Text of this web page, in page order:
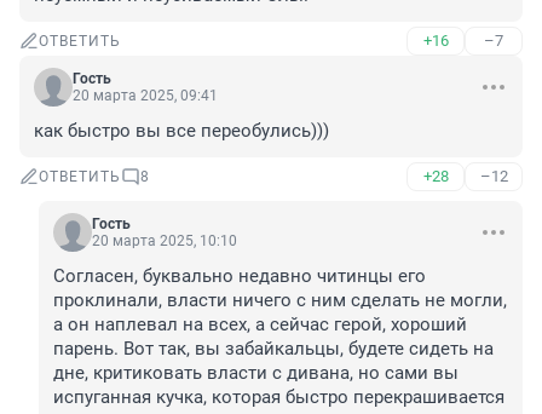
ОТВЕТИТЬ +16 –7
Гость
20 марта 2025, 09:41
как быстро вы все переобулись)))
ОТВЕТИТЬ 8 +28 –12
Гость
20 марта 2025, 10:10
Согласен, буквально недавно читинцы его
проклинали, власти ничего с ним сделать не могли,
а он наплевал на всех, а сейчас герой, хороший
парень. Вот так, вы забайкальцы, будете сидеть на
дне, критиковать власти с дивана, но сами вы
испуганная кучка, которая быстро перекрашивается